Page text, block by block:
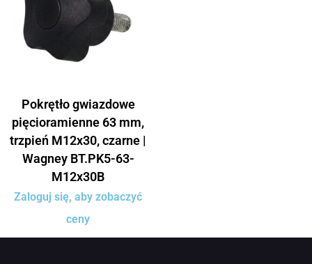
Pokrętło gwiazdowe
pięcioramienne 63 mm,
trzpień M12x30, czarne |
Wagney BT.PK5-63-
M12x30B
Zaloguj się, aby zobaczyć
ceny